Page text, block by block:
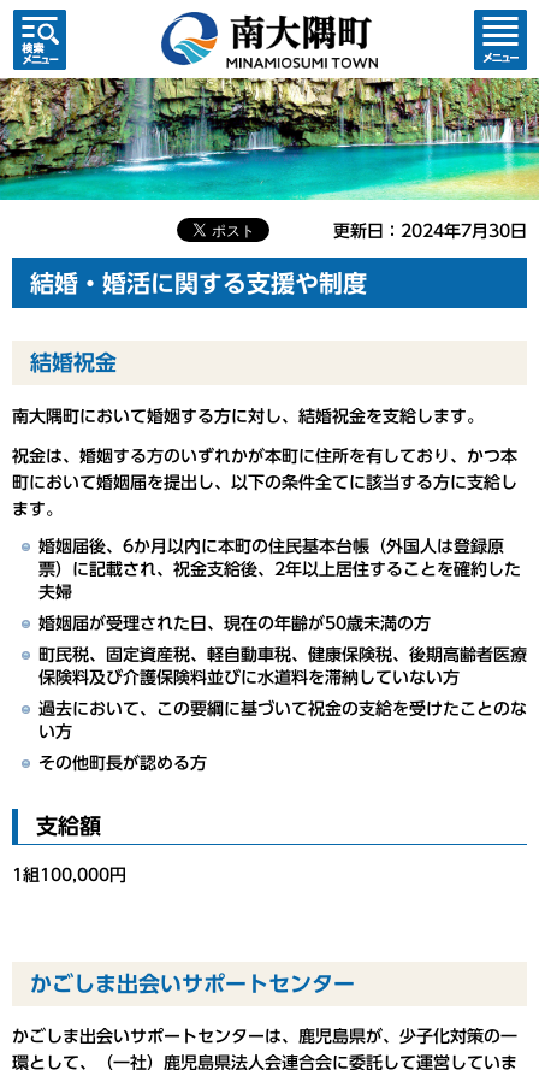
検索・
共通メ
ニュー
コンテ
ンツメ
ニュー
更新日：2024年7月30日
結婚・婚活に関する支援や制度
結婚祝金
南大隅町において婚姻する方に対し、結婚祝金を支給します。
祝金は、婚姻する方のいずれかが本町に住所を有しており、かつ本
町において婚姻届を提出し、以下の条件全てに該当する方に支給し
ます。
婚姻届後、6か月以内に本町の住民基本台帳（外国人は登録原
票）に記載され、祝金支給後、2年以上居住することを確約した
夫婦
婚姻届が受理された日、現在の年齢が50歳未満の方
町民税、固定資産税、軽自動車税、健康保険税、後期高齢者医療
保険料及び介護保険料並びに水道料を滞納していない方
過去において、この要綱に基づいて祝金の支給を受けたことのな
い方
その他町長が認める方
支給額
1組100,000円
かごしま出会いサポートセンター
かごしま出会いサポートセンターは、鹿児島県が、少子化対策の一
環として、（一社）鹿児島県法人会連合会に委託して運営していま